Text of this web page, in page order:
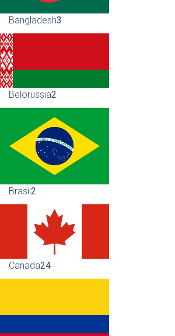
Bangladesh3
Belorussia2
Brasil2
Canada24